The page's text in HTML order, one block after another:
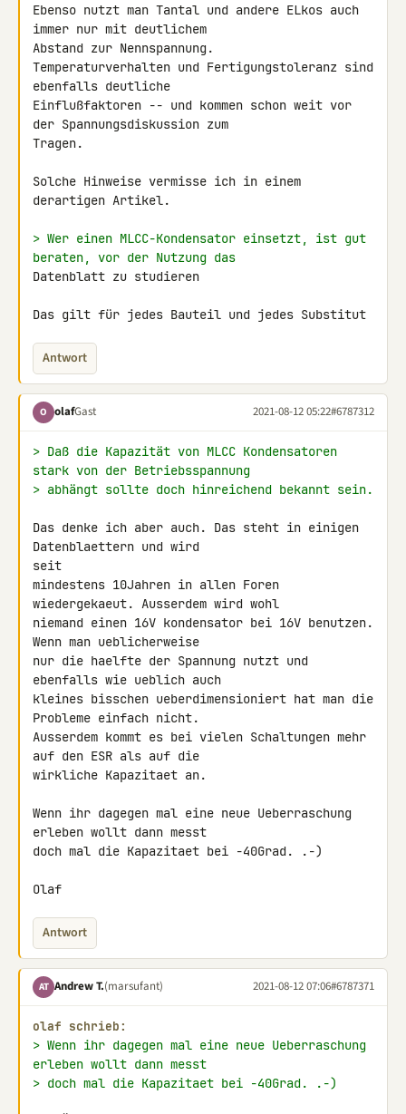
Ebenso nutzt man Tantal und andere ELkos auch
immer nur mit deutlichem
Abstand zur Nennspannung.
Temperaturverhalten und Fertigungstoleranz sind
ebenfalls deutliche
Einflußfaktoren -- und kommen schon weit vor
der Spannungsdiskussion zum
Tragen.
Solche Hinweise vermisse ich in einem
derartigen Artikel.
> Wer einen MLCC-Kondensator einsetzt, ist gut
beraten, vor der Nutzung das
Datenblatt zu studieren
Das gilt für jedes Bauteil und jedes Substitut
Antwort
O olafGast 2021-08-12 05:22#6787312
> Daß die Kapazität von MLCC Kondensatoren
stark von der Betriebsspannung
> abhängt sollte doch hinreichend bekannt sein.
Das denke ich aber auch. Das steht in einigen
Datenblaettern und wird
seit
mindestens 10Jahren in allen Foren
wiedergekaeut. Ausserdem wird wohl
niemand einen 16V kondensator bei 16V benutzen.
Wenn man ueblicherweise
nur die haelfte der Spannung nutzt und
ebenfalls wie ueblich auch
kleines bisschen ueberdimensioniert hat man die
Probleme einfach nicht.
Ausserdem kommt es bei vielen Schaltungen mehr
auf den ESR als auf die
wirkliche Kapazitaet an.
Wenn ihr dagegen mal eine neue Ueberraschung
erleben wollt dann messt
doch mal die Kapazitaet bei -40Grad. .-)
Olaf
Antwort
AT Andrew T.(marsufant) 2021-08-12 07:06#6787371
olaf schrieb:
> Wenn ihr dagegen mal eine neue Ueberraschung
erleben wollt dann messt
> doch mal die Kapazitaet bei -40Grad. .-)